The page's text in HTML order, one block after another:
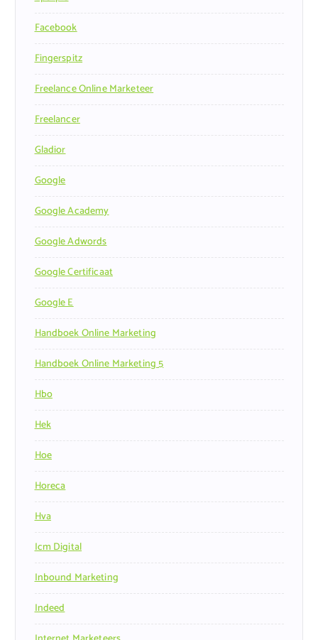
Facebook
Fingerspitz
Freelance Online Marketeer
Freelancer
Gladior
Google
Google Academy
Google Adwords
Google Certificaat
Google E
Handboek Online Marketing
Handboek Online Marketing 5
Hbo
Hek
Hoe
Horeca
Hva
Icm Digital
Inbound Marketing
Indeed